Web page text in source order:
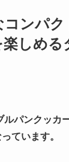
ンパク
しめ
パンクッ
ています。